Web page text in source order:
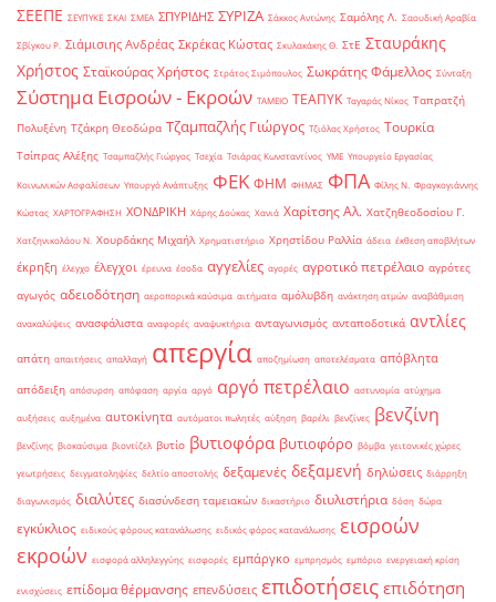
ΣΕΕΠΕ ΣΕΥΠΥΚΕ ΣΚΑΙ ΣΜΕΑ ΣΠΥΡΙΔΗΣ ΣΥΡΙΖΑ Σάκκος Αντώνης Σαμόλης Λ. Σαουδική Αραβία
Σβίγκου Ρ. Σιάμισιης Ανδρέας Σκρέκας Κώστας Σκυλακάκης Θ. ΣτΕ Σταυράκης
Χρήστος Σταϊκούρας Χρήστος Στράτος Σιμόπουλος Σωκράτης Φάμελλος Σύνταξη
Σύστημα Εισροών - Εκροών ΤΑΜΕΙΟ ΤΕΑΠΥΚ Ταγαράς Νίκος Ταπρατζή
Πολυξένη Τζάκρη Θεοδώρα Τζαμπαζλής Γιώργος Τζιόλας Χρήστος Τουρκία
Τσίπρας Αλέξης Τσαμπαζλής Γιώργος Τσεχία Τσιάρας Κωνσταντίνος ΥΜΕ Υπουργείο Εργασίας
Κοινωνικών Ασφαλίσεων Υπουργό Ανάπτυξης ΦΕΚ ΦΗΜ ΦΗΜΑΣ ΦΠΑ Φίλης Ν. Φραγκογιάννης
Κώστας ΧΑΡΤΟΓΡΑΦΗΣΗ ΧΟΝΔΡΙΚΗ Χάρης Δούκας Χανιά Χαρίτσης Αλ. Χατζηθεοδοσίου Γ.
Χατζηνικολάου Ν. Χουρδάκης Μιχαήλ Χρηματιστήριο Χρηστίδου Ραλλία άδεια έκθεση αποβλήτων
έκρηξη έλεγχο έλεγχοι έρευνα έσοδα αγγελίες αγορές αγροτικό πετρέλαιο αγρότες
αγωγός αδειοδότηση αεροπορικά καύσιμα αιτήματα αμόλυβδη ανάκτηση ατμών αναβάθμιση
ανακαλύψεις ανασφάλιστα αναφορές αναψυκτήρια ανταγωνισμός ανταποδοτικά αντλίες
απάτη απαιτήσεις απαλλαγή απεργία αποζημίωση αποτελέσματα απόβλητα
απόδειξη απόσυρση απόφαση αργία αργό αργό πετρέλαιο αστυνομία ατύχημα
αυξήσεις αυξημένα αυτοκίνητα αυτόματοι πωλητές αύξηση βαρέλι βενζίνες βενζίνη
βενζίνης βιοκαύσιμα βιοντίζελ βυτίο βυτιοφόρα βυτιοφόρο βόμβα γειτονικές χώρες
γεωτρήσεις δειγματοληψίες δελτίο αποστολής δεξαμενές δεξαμενή δηλώσεις διάρρηξη
διαγωνισμός διαλύτες διασύνδεση ταμειακών δικαστήριο διυλιστήρια δόση δώρα
εγκύκλιος ειδικούς φόρους κατανάλωσης ειδικός φόρος κατανάλωσης εισροών
εκροών εισφορά αλληλεγγύης εισφορές εμπάργκο εμπρησμός εμπόριο ενεργειακή κρίση
ενισχύσεις επίδομα θέρμανσης επενδύσεις επιδοτήσεις επιδότηση